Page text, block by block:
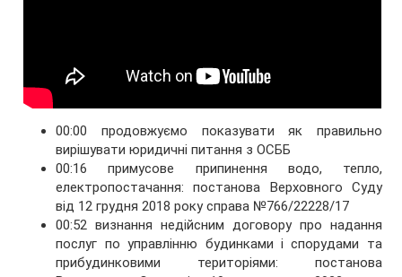
00:00 продовжуємо показувати як правильно
вирішувати юридичні питання з ОСББ
00:16 примусове припинення водо, тепло,
електропостачання: постанова Верховного Суду
від 12 грудня 2018 року справа №766/22228/17
00:52 визнання недійсним договору про надання
послуг по управлінню будинками і спорудами та
прибудинковими територіями: постанова